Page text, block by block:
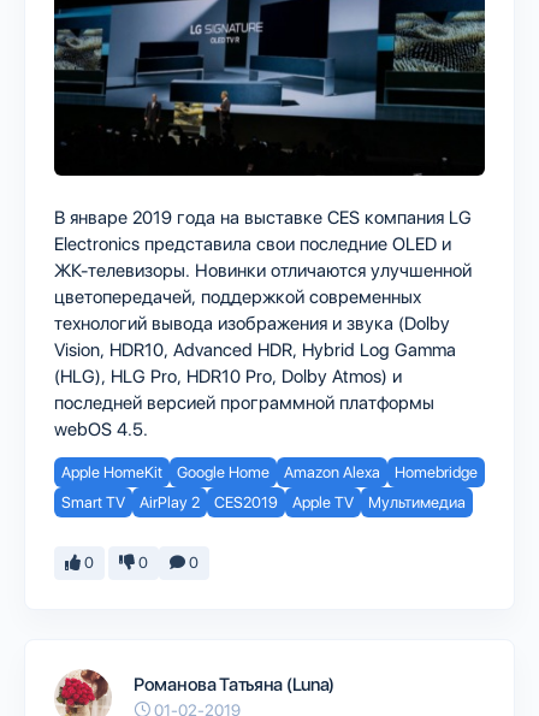
В январе 2019 года на выставке CES компания LG
Electronics представила свои последние OLED и
ЖК-телевизоры. Новинки отличаются улучшенной
цветопередачей, поддержкой современных
технологий вывода изображения и звука (Dolby
Vision, HDR10, Advanced HDR, Hybrid Log Gamma
(HLG), HLG Pro, HDR10 Pro, Dolby Atmos) и
последней версией программной платформы
webOS 4.5.
Apple HomeKit Google Home Amazon Alexa
Homebridge
Smart TV
AirPlay 2 CES2019 Apple TV Мультимедиа
0 0 0
Романова Татьяна (Luna)
01-02-2019